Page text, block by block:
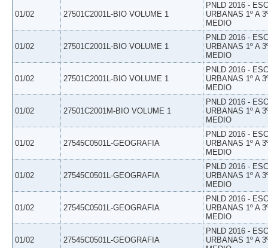
01/02 27501C2001L-BIO VOLUME 1
PNLD 2016 -
URBANAS 1º A
MEDIO
01/02 27501C2001L-BIO VOLUME 1
PNLD 2016 -
URBANAS 1º A
MEDIO
01/02 27501C2001L-BIO VOLUME 1
PNLD 2016 -
URBANAS 1º A
MEDIO
01/02 27501C2001M-BIO VOLUME 1
PNLD 2016 -
URBANAS 1º A
MEDIO
01/02 27545C0501L-GEOGRAFIA
PNLD 2016 -
URBANAS 1º A
MEDIO
01/02 27545C0501L-GEOGRAFIA
PNLD 2016 -
URBANAS 1º A
MEDIO
01/02 27545C0501L-GEOGRAFIA
PNLD 2016 -
URBANAS 1º A
MEDIO
01/02 27545C0501L-GEOGRAFIA
PNLD 2016 -
URBANAS 1º A